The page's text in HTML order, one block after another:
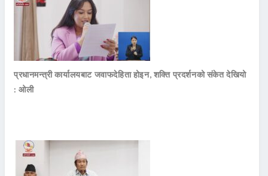
प्रधानमन्त्री कार्यालयबाट जवाफदेहिता होइन, शक्ति प्रदर्शनको संकेत देखियो
: ओली